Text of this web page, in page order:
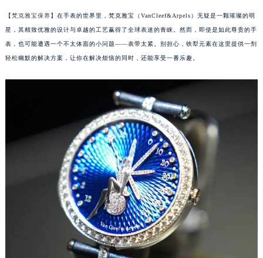
【梵克雅宝保养】在手表的世界里，梵克雅宝（VanCleef&Arpels）无疑是一颗璀璨的明
星，其精致优雅的设计与卓越的工艺赢得了全球表迷的青睐。然而，即使是如此尊贵的手
表，也可能遭遇一个不太体面的小问题——表带太紧。别担心，铁犁元素在这里提供一剂
轻松幽默的解决方案，让你在解决烦恼的同时，还能享受一番乐趣。